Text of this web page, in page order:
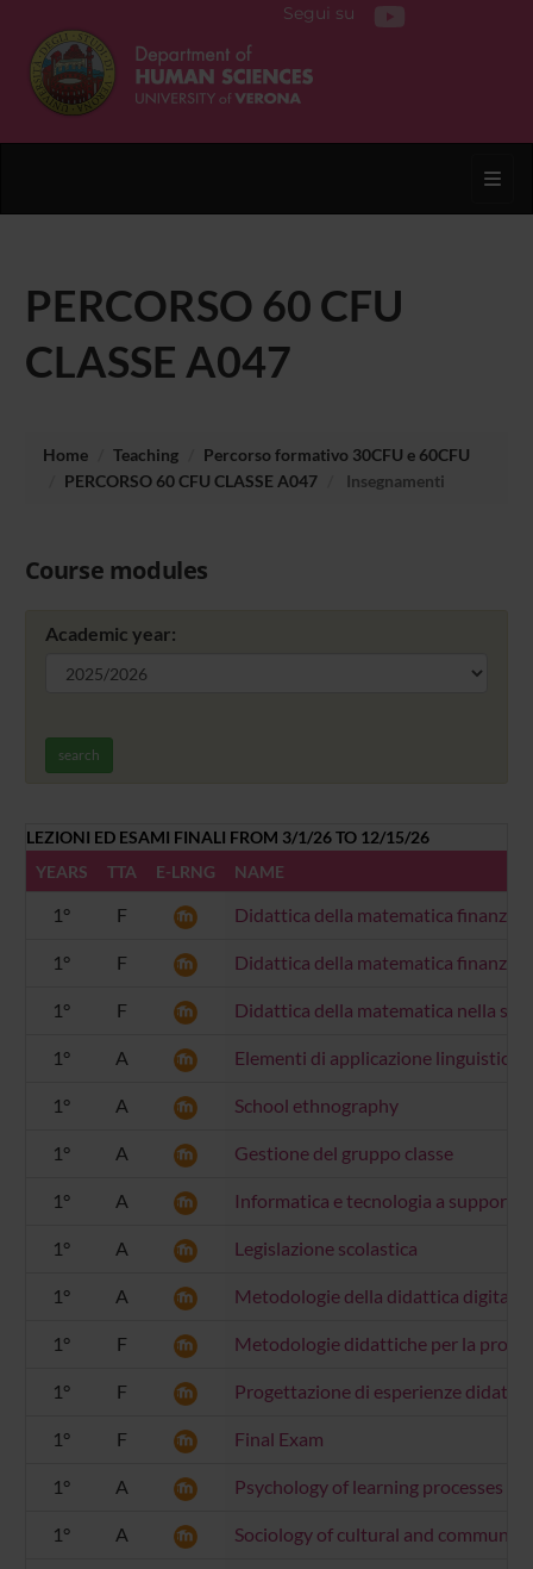
Segui su
PERCORSO 60 CFU
CLASSE A047
Home Teaching
Percorso formativo 30CFU e 60CFU
PERCORSO 60 CFU CLASSE A047
Insegnamenti
Course modules
Academic year:
search
LEZIONI ED ESAMI FINALI FROM 3/1/26 TO 12/15/26
YEARS
TTA E-LRNG NAME
1° F Didattica della matematica
1° F Didattica della matematica
1° F Didattica della matematica nella
1° A Elementi di applicazione linguistica
1° A School ethnography
1° A Gestione del gruppo classe
1° A Informatica e tecnologia a supporto
1° A Legislazione scolastica
1° A Metodologie della didattica digitale
1° F Metodologie didattiche per la
1° F Progettazione di esperienze
1° F Final Exam
1° A Psychology of learning processes
1° A Sociology of cultural and